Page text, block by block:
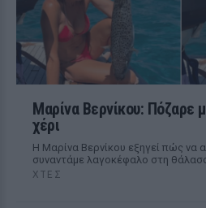
Μαρίνα Βερνίκου: Πόζαρε
χέρι
Η Μαρίνα Βερνίκου εξηγεί πώς να
συναντάμε λαγοκέφαλο στη
ΧΤΕΣ